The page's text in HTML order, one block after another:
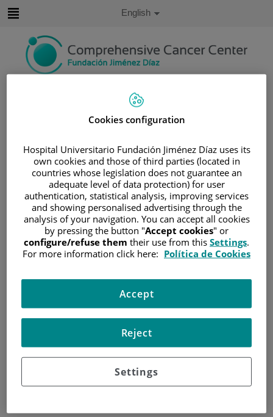
content
Language
Active
English
/UNDERSTANDING CANCER
/PATIENT INFORMATION AND SUPPORT
FUNCTIONAL AREAS/SARCOMA
/SARCOMA DE PARTES BLANDAS
/ESTADIFICACIÓN
Estadificación
describir su tamaño y si se ha diseminado más allá del
Los sistemas de estadificación se actualizan
constantemente para ayudar a los médicos a planificar el
Sus médicos describirán su cáncer utilizando el sistema
Cookies configuration
Hospital Universitario Fundación Jiménez Díaz uses its
own cookies and those of third parties (located in
countries whose legislation does not guarantee an
adequate level of data protection) for user
authentication, statistical analysis, improving services
and showing personalised advertising through the
analysis of your navigation. You can accept all cookies
by pressing the button "Accept cookies" or
configure/refuse them their use from this Settings.
For more information click here: Política de Cookies
Settings
Reject
Accept